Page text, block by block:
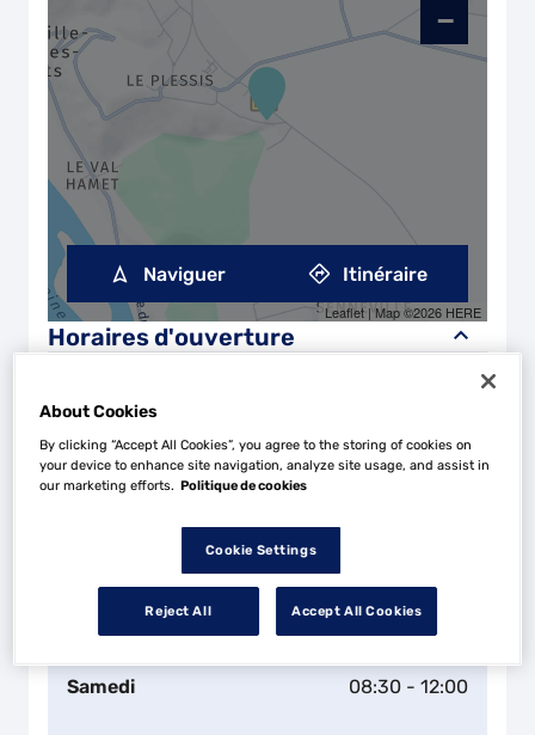
Horaires d'ouverture
Mardi 08:30 - 12:0014:00 - 18:00
08:30 - 12:00
08:30 - 12:00
Samedi 08:30 - 12:00
−
Leaflet | Map ©2026 HERE
Naviguer Itinéraire
About Cookies
By clicking “Accept All Cookies”, you agree to the storing of cookies on
your device to enhance site navigation, analyze site usage, and assist in
our marketing efforts. Politique de cookies
Cookie Settings
Reject All Accept All Cookies